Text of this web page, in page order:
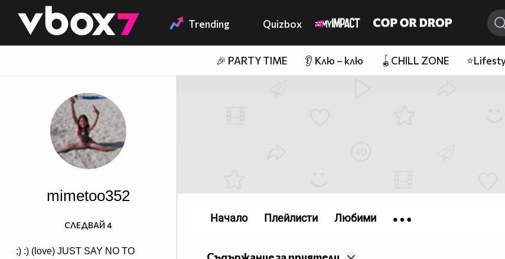
👾 Trending Quizbox
🎉 PARTY TIME 👂 Клю – клю 🪀CHILL ZONE
mimetoo352
;) :) (love) JUST SAY NO TO
СЛЕДВАЙ 4
Начало Плейлисти Любими